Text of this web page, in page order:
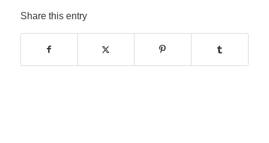
Share this entry